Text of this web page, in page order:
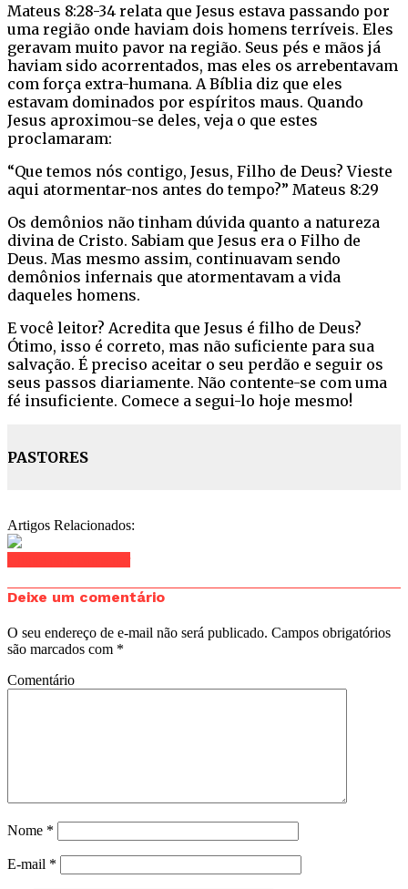
Mateus 8:28-34 relata que Jesus estava passando por
uma região onde haviam dois homens terríveis. Eles
geravam muito pavor na região. Seus pés e mãos já
haviam sido acorrentados, mas eles os arrebentavam
com força extra-humana. A Bíblia diz que eles
estavam dominados por espíritos maus. Quando
Jesus aproximou-se deles, veja o que estes
proclamaram:
“Que temos nós contigo, Jesus, Filho de Deus? Vieste
aqui atormentar-nos antes do tempo?” Mateus 8:29
Os demônios não tinham dúvida quanto a natureza
divina de Cristo. Sabiam que Jesus era o Filho de
Deus. Mas mesmo assim, continuavam sendo
demônios infernais que atormentavam a vida
daqueles homens.
E você leitor? Acredita que Jesus é filho de Deus?
Ótimo, isso é correto, mas não suficiente para sua
salvação. É preciso aceitar o seu perdão e seguir os
seus passos diariamente. Não contente-se com uma
fé insuficiente. Comece a segui-lo hoje mesmo!
PASTORES
Artigos Relacionados:
Deixe um comentário
O seu endereço de e-mail não será publicado. Campos obrigatórios
são marcados com *
Comentário
Nome *
E-mail *